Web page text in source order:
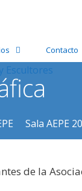
Contacto
Sala AEPE
de la